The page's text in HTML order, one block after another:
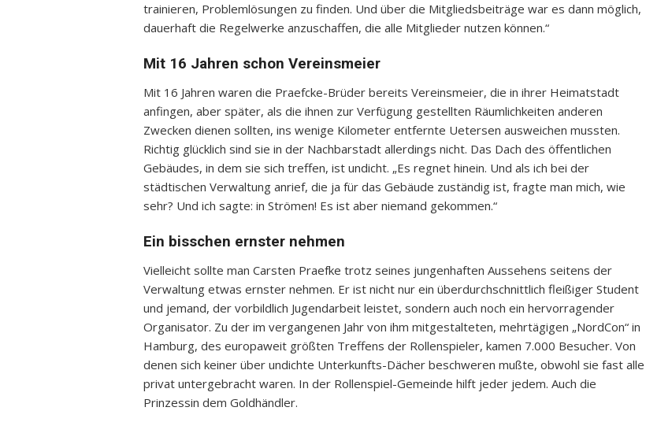
trainieren, Problemlösungen zu finden. Und über die Mitgliedsbeiträge war es dann möglich,
dauerhaft die Regelwerke anzuschaffen, die alle Mitglieder nutzen können.“
Mit 16 Jahren schon Vereinsmeier
Mit 16 Jahren waren die Praefcke-Brüder bereits Vereinsmeier, die in ihrer Heimatstadt
anfingen, aber später, als die ihnen zur Verfügung gestellten Räumlichkeiten anderen
Zwecken dienen sollten, ins wenige Kilometer entfernte Uetersen ausweichen mussten.
Richtig glücklich sind sie in der Nachbarstadt allerdings nicht. Das Dach des öffentlichen
Gebäudes, in dem sie sich treffen, ist undicht. „Es regnet hinein. Und als ich bei der
städtischen Verwaltung anrief, die ja für das Gebäude zuständig ist, fragte man mich, wie
sehr? Und ich sagte: in Strömen! Es ist aber niemand gekommen.“
Ein bisschen ernster nehmen
Vielleicht sollte man Carsten Praefke trotz seines jungenhaften Aussehens seitens der
Verwaltung etwas ernster nehmen. Er ist nicht nur ein überdurchschnittlich fleißiger Student
und jemand, der vorbildlich Jugendarbeit leistet, sondern auch noch ein hervorragender
Organisator. Zu der im vergangenen Jahr von ihm mitgestalteten, mehrtägigen „NordCon“ in
Hamburg, des europaweit größten Treffens der Rollenspieler, kamen 7.000 Besucher. Von
denen sich keiner über undichte Unterkunfts-Dächer beschweren mußte, obwohl sie fast alle
privat untergebracht waren. In der Rollenspiel-Gemeinde hilft jeder jedem. Auch die
Prinzessin dem Goldhändler.